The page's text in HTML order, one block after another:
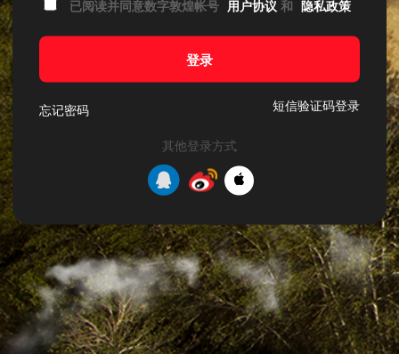
已阅读并同意数字敦煌帐号 用户协议 和 隐私政策
登录
忘记密码 短信验证码登录
其他登录方式